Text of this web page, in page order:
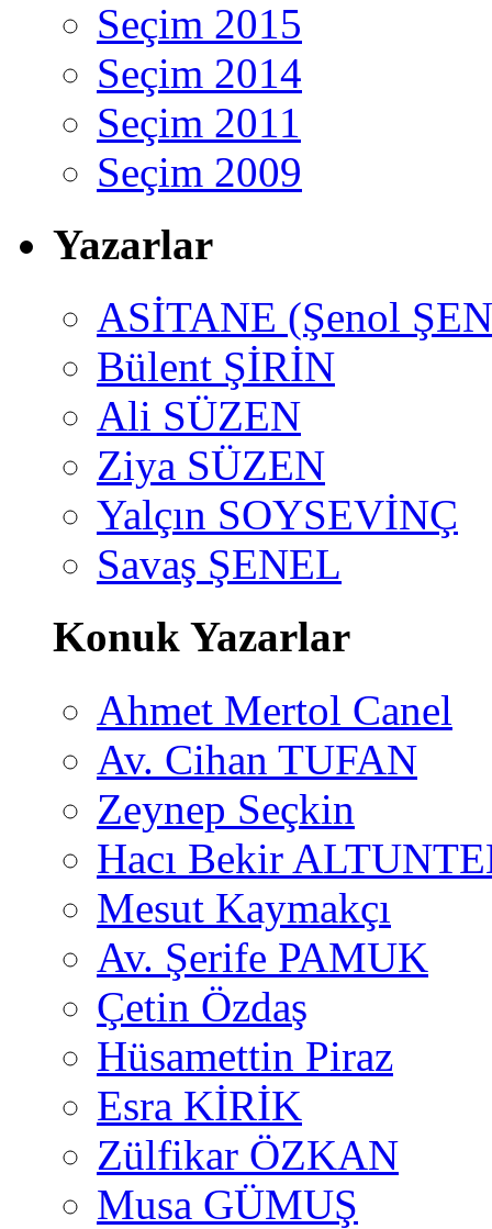
Seçim 2015
Seçim 2014
Seçim 2011
Seçim 2009
Yazarlar
ASİTANE (Şenol
Bülent ŞİRİN
Ali SÜZEN
Ziya SÜZEN
Yalçın SOYSEVİNÇ
Savaş ŞENEL
Konuk Yazarlar
Ahmet Mertol Canel
Av. Cihan TUFAN
Zeynep Seçkin
Hacı Bekir
Mesut Kaymakçı
Av. Şerife PAMUK
Çetin Özdaş
Hüsamettin Piraz
Esra KİRİK
Zülfikar ÖZKAN
Musa GÜMUŞ